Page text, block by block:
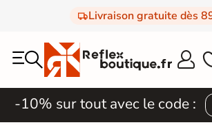
Livraison gratuite dès

-10% sur tout avec le code :